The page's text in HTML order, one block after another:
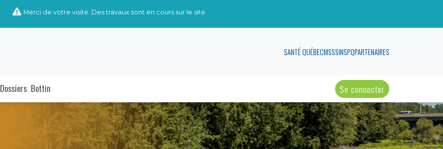
Merci de votre visite. Des travaux sont en cours sur le site
SANTÉ QUÉBECMSSSINSPQPARTENAIRES
Dossiers Bottin Se connecter